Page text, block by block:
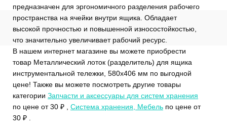
предназначен для эргономичного разделения рабочего
пространства на ячейки внутри ящика. Обладает
высокой прочностью и повышенной износостойкостью,
что значительно увеличивает рабочий ресурс.
В нашем интернет магазине вы можете приобрести
товар Металлический лоток (разделитель) для ящика
инструментальной тележки, 580х406 мм по выгодной
цене! Также вы можете посмотреть другие товары
категории Запчасти и аксессуары для систем хранения
по цене от 30 ₽ , Система хранения, Мебель по цене от
30 ₽ .